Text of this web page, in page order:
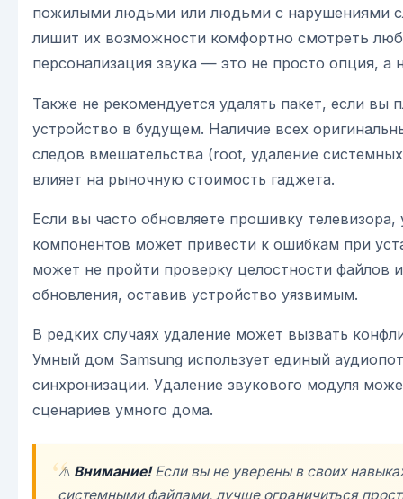
пожилыми людьми или людьми с нарушениями
лишит их возможности комфортно смотреть
персонализация звука — это не просто опция, а
Также не рекомендуется удалять пакет, если вы
устройство в будущем. Наличие всех
следов вмешательства (root, удаление
влияет на рыночную стоимость гаджета.
Если вы часто обновляете прошивку
компонентов может привести к ошибкам при
может не пройти проверку целостности файлов
обновления, оставив устройство уязвимым.
В редких случаях удаление может вызвать
Умный дом Samsung использует единый
синхронизации. Удаление звукового модуля
сценариев умного дома.
⚠️ Внимание!Если вы не уверены в своих
системными файлами, лучше ограничиться